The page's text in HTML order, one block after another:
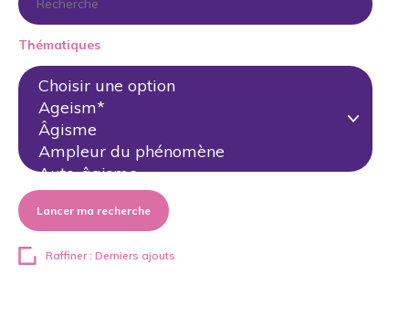
Thématiques
Lancer ma recherche
Raffiner : Derniers ajouts